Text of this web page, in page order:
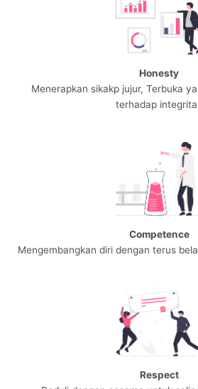
Honesty
Menerapkan sikakp jujur, Terbuka
terhadap
Competence
Mengembangkan diri dengan terus
Respect